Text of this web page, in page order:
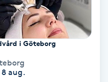
i Göteborg
8 aug.